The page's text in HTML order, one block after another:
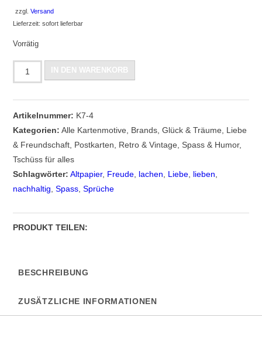
zzgl.Versand
Lieferzeit: sofort lieferbar
Vorrätig
Menge
IN DEN WARENKORB
Artikelnummer: K7-4
Kategorien: Alle Kartenmotive Brands ,Glück & Träume
Liebe
& Freundschaft Postkarten Retro & Vintage Spass & Humor,
Tschüss für alles
Schlagwörter: Altpapier, Freude lachen Liebe lieben
nachhaltig ,Spass ,Sprüche
PRODUKT TEILEN:
BESCHREIBUNG
ZUSÄTZLICHE INFORMATIONEN